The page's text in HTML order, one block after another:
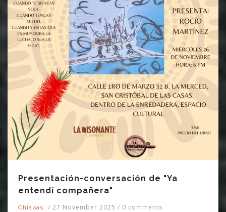
Presentación-conversación de "Ya
entendí compañera"
Chiapas / 27 November 2025 / 0 comments